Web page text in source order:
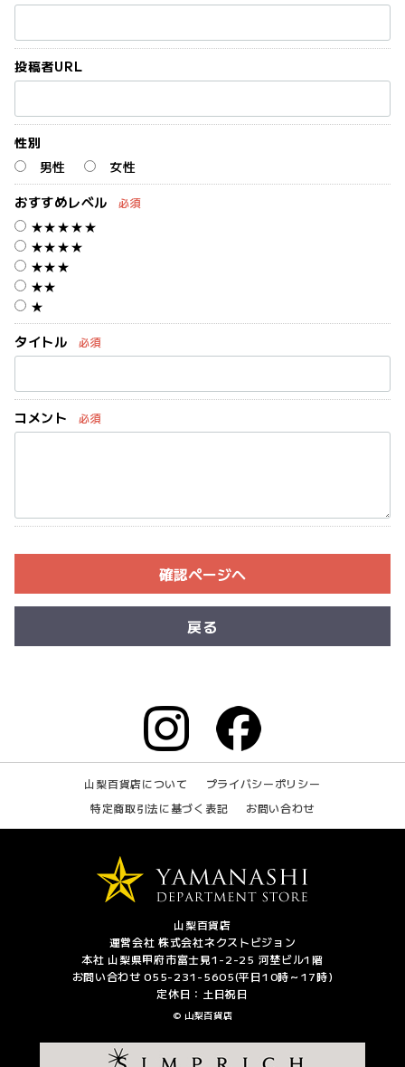
投稿者URL
性別
男性
女性
おすすめレベル
必須
★★★★★
★★★★
★★★
★★
★
タイトル
必須
コメント 必須
確認ページヘ
戻る
山梨百貨店について
プライバシーポリシー
特定商取引法に基づく表記
お問い合わせ
山梨百貨店
運営会社 株式会社ネクストビジョン
本社 山梨県甲府市富士見1-2-25 河埜ビル1階
お問い合わせ 055-231-5605(平日10時～17時)
定休日：土日祝日
© 山梨百貨店